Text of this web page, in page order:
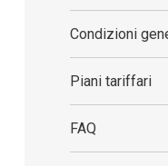
Condizioni
Piani tariffari
FAQ